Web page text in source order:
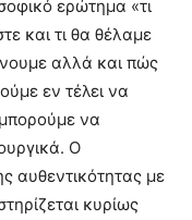
ερώτημα «τι
και τι θα θέλαμε
αλλά και πώς
εν τέλει να
να
Ο
αυθεντικότητας με
κυρίως